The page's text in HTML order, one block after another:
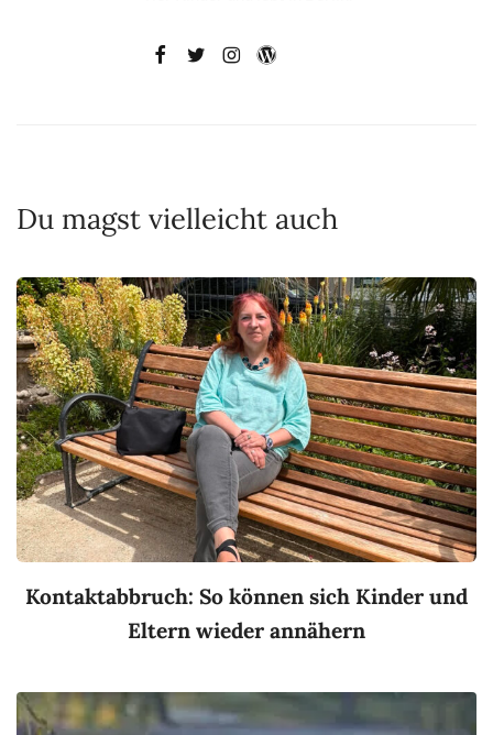
Du magst vielleicht auch
Kontaktabbruch: So können sich Kinder und
Eltern wieder annähern